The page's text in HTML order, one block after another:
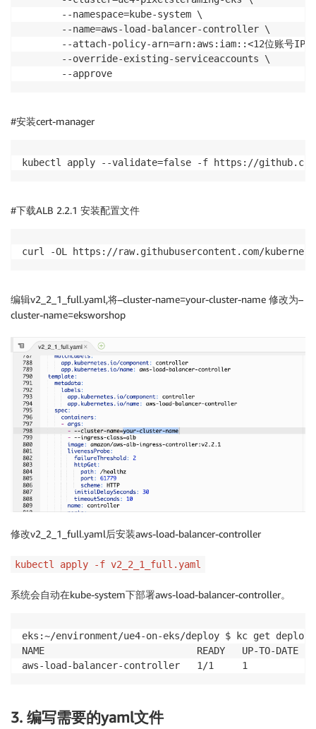
       --namespace=kube-system \
       --name=aws-load-balancer-controller \
--attach-policy-arn=arn:aws:iam::<12位账号
       --override-existing-serviceaccounts \
#安装cert-manager
kubectl apply --validate=false -f https://github.com/
#下载ALB 2.2.1 安装配置文件
curl -OL https://raw.githubusercontent.com/
编辑v2_2_1_full.yaml,将–cluster-name=your-cluster-name 修改为–
cluster-name=eksworshop
修改v2_2_1_full.yaml后安装aws-load-balancer-controller
kubectl apply -f v2_2_1_full.yaml
系统会自动在kube-system下部署aws-load-balancer-controller。
eks:~/environment/ue4-on-eks/deploy $ kc get deploy
NAME                           READY   UP-TO-DATE
3. 编写需要的yaml文件